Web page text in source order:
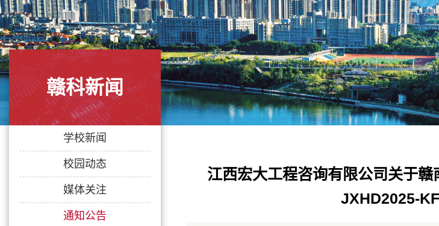
赣科新闻
学校新闻
校园动态
媒体关注
通知公告
江西宏大工程咨询有限公司关于赣
JXHD2025-